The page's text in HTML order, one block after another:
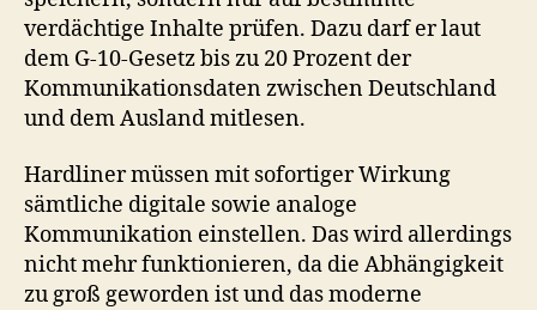
verdächtige Inhalte prüfen. Dazu darf er laut
dem G-10-Gesetz bis zu 20 Prozent der
Kommunikationsdaten zwischen Deutschland
und dem Ausland mitlesen.
Hardliner müssen mit sofortiger Wirkung
sämtliche digitale sowie analoge
Kommunikation einstellen. Das wird allerdings
nicht mehr funktionieren, da die Abhängigkeit
zu groß geworden ist und das moderne